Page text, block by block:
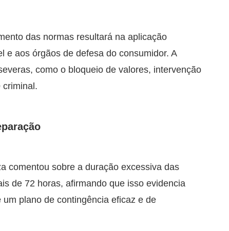
das normas resultará na aplicação
e aos órgãos de defesa do consumidor. A
como o bloqueio de valores, intervenção
criminal.
comentou sobre a duração excessiva das
de 72 horas, afirmando que isso evidencia
plano de contingência eficaz e de